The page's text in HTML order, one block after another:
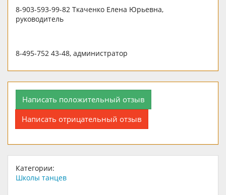
8-903-593-99-82 Ткаченко Елена Юрьевна,
руководитель
8-495-752 43-48, администратор
Написать положительный отзыв
Написать отрицательный отзыв
Категории:
Школы танцев